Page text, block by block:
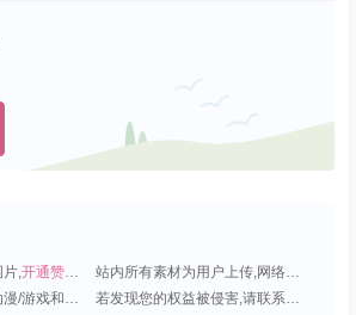
片,开通赞助会员 可免费下载超清原图;
站内所有素材为用户上传,网络分享或原创,请勿用于商业用途;
角色的插画壁纸平台; 若发现您的权益被侵害,请联系QQ1815919191,我们尽快处理.